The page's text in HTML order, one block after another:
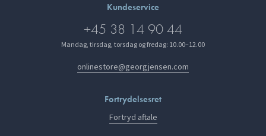
Kundeservice
+45 38 14 90 44
Mandag, tirsdag, torsdag og fredag: 10.00–12.00
onlinestore@georgjensen.com
Fortrydelsesret
Fortryd aftale